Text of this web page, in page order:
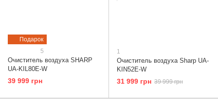
Подарок
5
Очиститель воздуха SHARP
UA-KIL80E-W
39 999 грн
1
Очиститель воздуха Sharp UA-
KIN52E-W
31 999 грн 39 999 грн